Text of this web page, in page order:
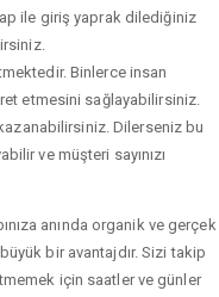
ile giriş yaprak dilediğiniz
Binlerce insan
etmesini sağlayabilirsiniz.
Dilerseniz bu
ve müşteri sayınızı
anında organik ve gerçek
bir avantajdır. Sizi takip
için saatler ve günler